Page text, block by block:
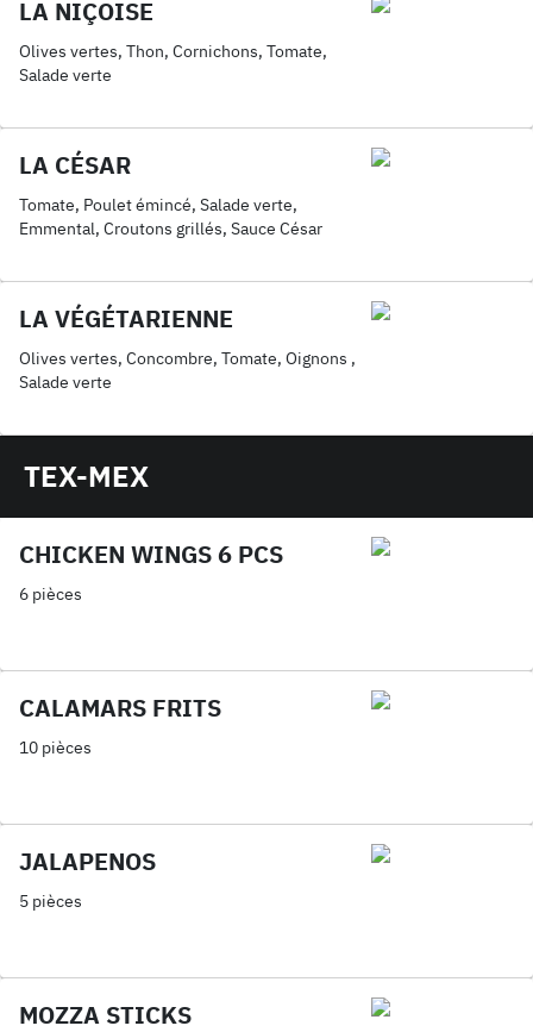
LA NIÇOISE
Olives vertes, Thon, Cornichons, Tomate,
Salade verte
LA CÉSAR
Tomate, Poulet émincé, Salade verte,
Emmental, Croutons grillés, Sauce César
LA VÉGÉTARIENNE
Olives vertes, Concombre, Tomate, Oignons ,
Salade verte
TEX-MEX
CHICKEN WINGS 6 PCS
6 pièces
CALAMARS FRITS
10 pièces
JALAPENOS
5 pièces
MOZZA STICKS